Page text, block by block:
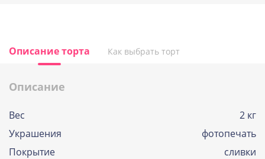
Описание торта Как выбрать торт
Описание
Вес
2 кг
Украшения
фотопечать
Покрытие
сливки